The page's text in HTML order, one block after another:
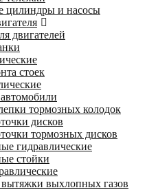
цилиндры и насосы
двигателей
стоек
тормозных колодок
дисков
тормозных дисков
гидравлические
стойки
вытяжки выхлопных газов